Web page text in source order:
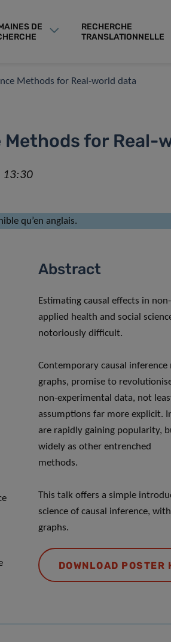
DE
RECHERCHE
TRANSLATIONNELLE
Methods for Real-world data
for Real-
qu’en anglais.
Abstract
Estimating causal effects in
applied health and social
notoriously difficult.
Contemporary causal
graphs, promise to
non-experimental data, not
assumptions far more explicit.
are rapidly gaining popularity,
widely as other entrenched
methods.
This talk offers a simple
science of causal inference,
graphs.
DOWNLOAD POSTER